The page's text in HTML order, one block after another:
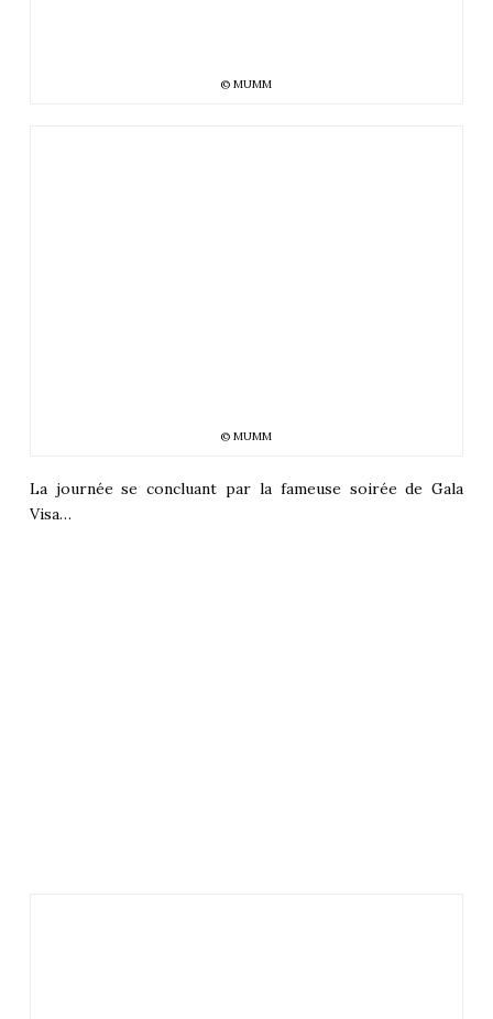
© MUMM
© MUMM
La journée se concluant par la fameuse soirée de Gala
Visa…